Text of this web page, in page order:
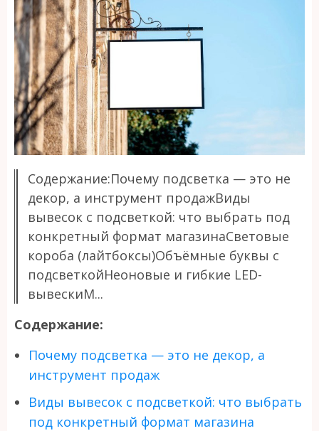
Содержание:Почему подсветка — это не
декор, а инструмент продажВиды
вывесок с подсветкой: что выбрать под
конкретный формат магазинаСветовые
короба (лайтбоксы)Объёмные буквы с
подсветкойНеоновые и гибкие LED-
вывескиМ...
Содержание:
Почему подсветка — это не декор, а
инструмент продаж
Виды вывесок с подсветкой: что выбрать
под конкретный формат магазина